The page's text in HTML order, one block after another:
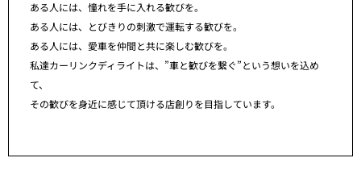
ある人には、憧れを手に入れる歓びを。
ある人には、とびきりの刺激で運転する歓びを。
ある人には、愛車を仲間と共に楽しむ歓びを。
私達カーリンクディライトは、”車と歓びを繋ぐ”という想いを込め
て、
その歓びを身近に感じて頂ける店創りを目指しています。